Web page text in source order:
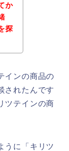
か
探
インの商品の
されたんです
ツテインの商
うに「キリツ